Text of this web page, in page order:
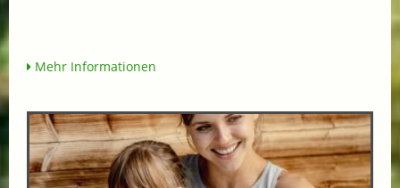
Mehr Informationen